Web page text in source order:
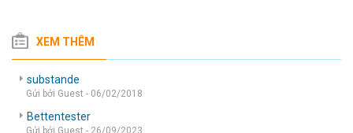
XEM THÊM
substande
Gửi bởi Guest - 06/02/2018
Bettentester
Gửi bởi Guest - 26/09/2023